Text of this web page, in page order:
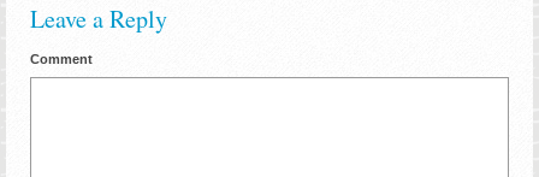
Leave a Reply
Comment